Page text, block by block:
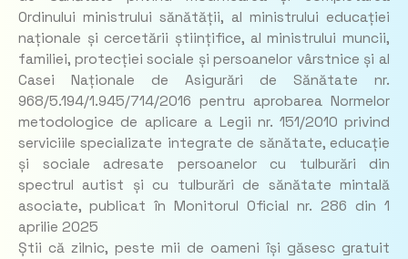
Ordinului ministrului sănătății, al ministrului educației
naționale și cercetării științifice, al ministrului muncii,
familiei, protecției sociale și persoanelor vârstnice și al
Casei Naționale de Asigurări de Sănătate nr.
968/5.194/1.945/714/2016 pentru aprobarea Normelor
metodologice de aplicare a Legii nr. 151/2010 privind
serviciile specializate integrate de sănătate, educație
și sociale adresate persoanelor cu tulburări din
spectrul autist și cu tulburări de sănătate mintală
asociate, publicat în Monitorul Oficial nr. 286 din 1
aprilie 2025
Știi că zilnic, peste mii de oameni își găsesc gratuit